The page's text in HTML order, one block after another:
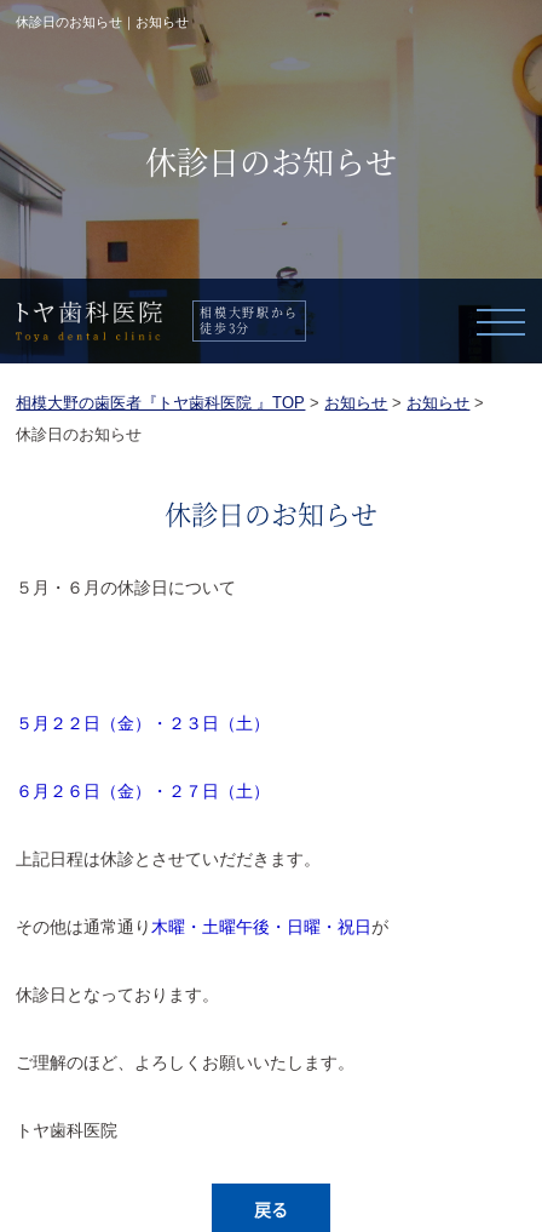
休診日のお知らせ｜お知らせ
休診日のお知らせ
相模大野駅から
徒歩3分
相模大野の歯医者『トヤ歯科医院 』TOP > お知らせ > お知らせ >
休診日のお知らせ
休診日のお知らせ
５月・６月の休診日について
５月２２日（金）・２３日（土）
６月２６日（金）・２７日（土）
上記日程は休診とさせていだだきます。
その他は通常通り 木曜・土曜午後・日曜・祝日が
休診日となっております。
ご理解のほど、よろしくお願いいたします。
トヤ歯科医院
戻る